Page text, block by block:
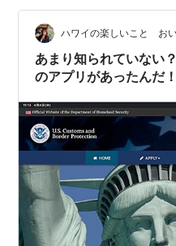
ハワイの楽しいこと お
あまり知られていな
のアプリがあったんだ